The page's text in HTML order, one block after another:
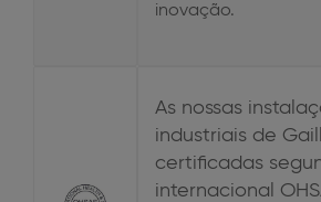
inovação.
As nossas
industriais de
certificadas
internacional